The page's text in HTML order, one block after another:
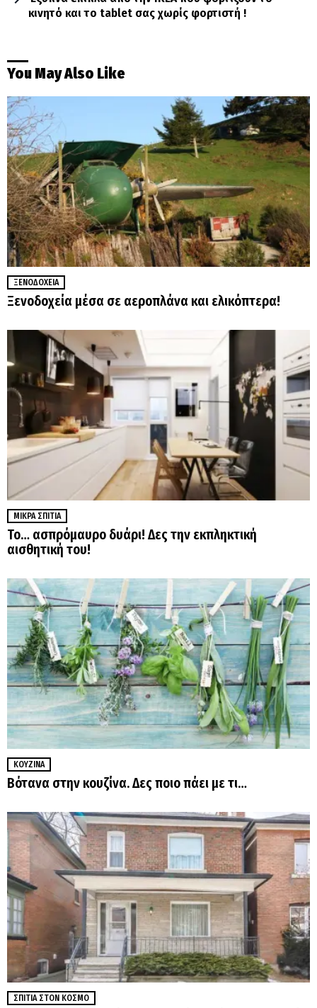
κινητό και το tablet σας χωρίς φορτιστή !
You May Also Like
ΞΕΝΟΔΟΧΕΊΑ
Ξενοδοχεία μέσα σε αεροπλάνα και ελικόπτερα!
ΜΙΚΡΆ ΣΠΊΤΙΑ
Το… ασπρόμαυρο δυάρι! Δες την εκπληκτική
αισθητική του!
ΚΟΥΖΊΝΑ
Βότανα στην κουζίνα. Δες ποιο πάει με τι…
ΣΠΊΤΙΑ ΣΤΟΝ ΚΌΣΜΟ